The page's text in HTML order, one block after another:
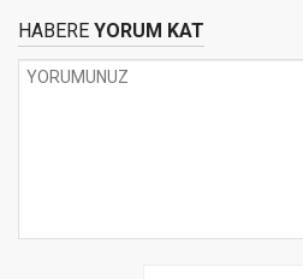
HABERE YORUM KAT